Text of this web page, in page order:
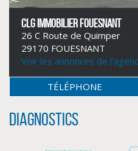
CLIQUER ICI
CLG IMMOBILIER FOUESNANT
26 C Route de Quimper
29170 FOUESNANT
Voir les annonces de
TÉLÉPHONE
Diagnostics